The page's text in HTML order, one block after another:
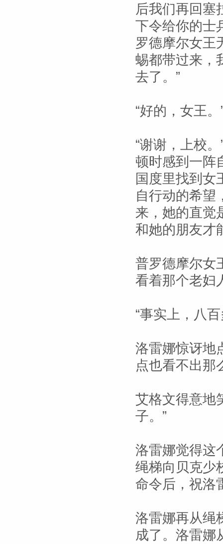
后我们再回塞
下令给你的士
罗德摩尔女王
蜴都带过来，
去了。”
“好的，女王
“谢谢，上校
顿时感到一阵
国度里找到女
自行动的希望
来，她的直觉
和她的朋友才
普罗德摩尔女
看着那个老妇
“事实上，八
洛雷娜惊讶地
点也看不出那
艾格文得意地
子。”
洛雷娜觉得这
绳梯向贝克少
命令后，祝洛
洛雷娜再从绳
成了。洛雷娜